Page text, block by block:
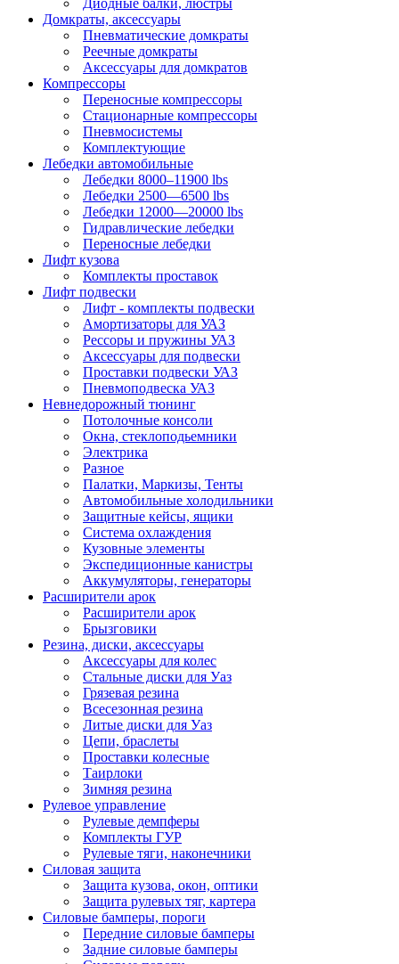
Диодные балки, люстры
Домкраты, аксессуары
Пневматические домкраты
Реечные домкраты
Аксессуары для домкратов
Компрессоры
Переносные компрессоры
Стационарные компрессоры
Пневмосистемы
Комплектующие
Лебедки автомобильные
Лебедки 8000–11900 lbs
Лебедки 2500—6500 lbs
Лебедки 12000—20000 lbs
Гидравлические лебедки
Переносные лебедки
Лифт кузова
Комплекты проставок
Лифт подвески
Лифт - комплекты подвески
Амортизаторы для УАЗ
Рессоры и пружины УАЗ
Аксессуары для подвески
Проставки подвески УАЗ
Пневмоподвеска УАЗ
Невнедорожный тюнинг
Потолочные консоли
Окна, стеклоподьемники
Электрика
Разное
Палатки, Маркизы, Тенты
Автомобильные холодильники
Защитные кейсы, ящики
Система охлаждения
Кузовные элементы
Экспедиционные канистры
Аккумуляторы, генераторы
Расширители арок
Расширители арок
Брызговики
Резина, диски, аксессуары
Аксессуары для колес
Стальные диски для Уаз
Грязевая резина
Всесезонная резина
Литые диски для Уаз
Цепи, браслеты
Проставки колесные
Таирлоки
Зимняя резина
Рулевое управление
Рулевые демпферы
Комплекты ГУР
Рулевые тяги, наконечники
Силовая защита
Защита кузова, окон, оптики
Защита рулевых тяг, картера
Силовые бамперы, пороги
Передние силовые бамперы
Задние силовые бамперы